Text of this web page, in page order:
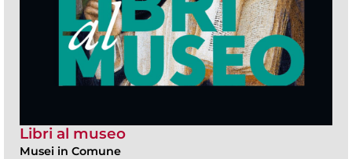
Libri al museo
Musei in Comune